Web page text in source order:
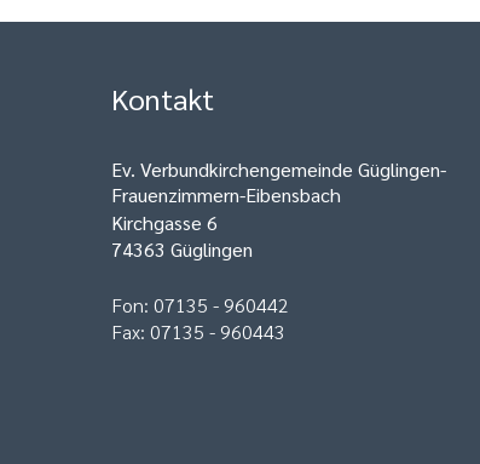
Kontakt
Ev. Verbundkirchengemeinde Güglingen-
Frauenzimmern-Eibensbach
Kirchgasse 6
74363 Güglingen
Fon: 07135 - 960442
Fax: 07135 - 960443